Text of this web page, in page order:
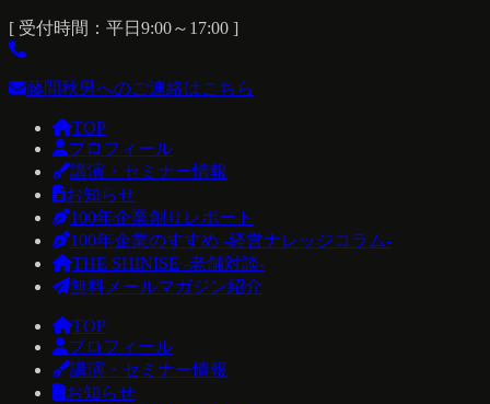
[ 受付時間：平日9:00～17:00 ]
藤間秋男へのご連絡はこちら
TOP
プロフィール
講演・セミナー情報
お知らせ
100年企業創りレポート
100年企業のすすめ -経営ナレッジコラム-
THE SHINISE -老舗対談-
無料メールマガジン紹介
TOP
プロフィール
講演・セミナー情報
お知らせ